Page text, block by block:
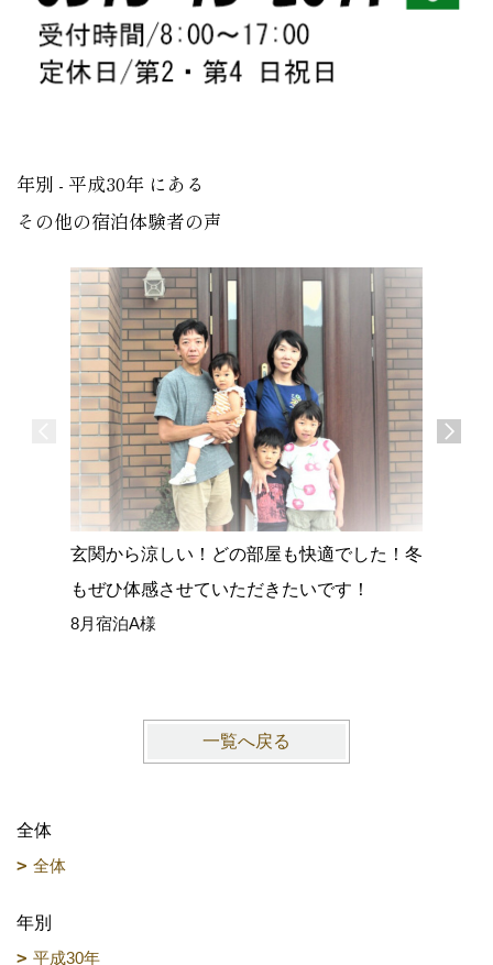
年別 - 平成30年 にある
その他の宿泊体験者の声
玄関から涼しい！どの部屋も快適でした！冬
もぜひ体感させていただきたいです！
8月宿泊A様
一覧へ戻る
全体
全体
年別
平成30年